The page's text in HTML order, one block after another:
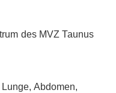
des MVZ Taunus
Abdomen,